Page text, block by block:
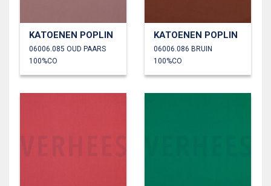
KATOENEN POPLIN
06006.085 OUD PAARS
100%CO
KATOENEN POPLIN
06006.086 BRUIN
100%CO